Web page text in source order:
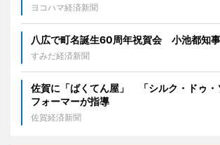
ヨコハマ経済新聞
八広で町名誕生60周年祝賀会 小池都知
すみだ経済新聞
佐賀に「ばくてん屋」 「シルク・ドゥ・
フォーマーが指導
佐賀経済新聞